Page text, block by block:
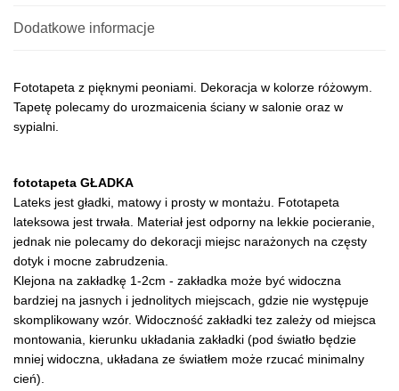
Dodatkowe informacje
Fototapeta z pięknymi peoniami. Dekoracja w kolorze różowym.
Tapetę polecamy do urozmaicenia ściany w salonie oraz w
sypialni.
fototapeta GŁADKA
Lateks jest gładki, matowy i prosty w montażu. Fototapeta
lateksowa jest trwała. Materiał jest odporny na lekkie pocieranie,
jednak nie polecamy do dekoracji miejsc narażonych na częsty
dotyk i mocne zabrudzenia.
Klejona na zakładkę 1-2cm - zakładka może być widoczna
bardziej na jasnych i jednolitych miejscach, gdzie nie występuje
skomplikowany wzór. Widoczność zakładki tez zależy od miejsca
montowania, kierunku układania zakładki (pod światło będzie
mniej widoczna, układana ze światłem może rzucać minimalny
cień).